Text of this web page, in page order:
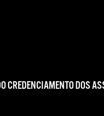
CREDENCIAMENTO DOS